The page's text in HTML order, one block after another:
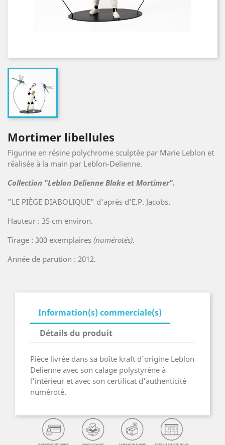
Mortimer libellules
Figurine en résine polychrome sculptée par Marie Leblon et
réalisée à la main par Leblon-Delienne.
Collection "Leblon Delienne Blake et Mortimer".
"LE PIÈGE DIABOLIQUE" d'après d'E.P. Jacobs.
Hauteur : 35 cm environ.
Tirage : 300 exemplaires (numérotés).
Année de parution : 2012.
Information(s) commerciale(s)
Détails du produit
Pièce livrée dans sa boîte kraft d'origine Leblon
Delienne avec son calage polystyrène à
l'intérieur et avec son certificat d'authenticité
numéroté.